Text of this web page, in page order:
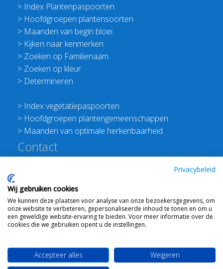
> Index Plantenpaspoorten
> Hoofdgroepen plantensoorten
> Maanden van begin bloei
> Kijken naar kenmerken
> Zoeken op Familienaam
> Zoeken op kleur
> Determineren
> Index vegetatiepaspoorten
> Hoofdgroepen plantengemeenschappen
> Maanden van optimale herkenbaarheid
Contact
E:info@floravannederland.nl
Plein 1992 70F 6221JP Maastricht
T: 06 41237586
KVK: 76114821 btw: NL860512289B01
Privacybeleid
Wij gebruiken cookies
We kunnen deze plaatsen voor analyse van onze bezoekersgegevens, om
onze website te verbeteren, gepersonaliseerde inhoud te tonen en om u
een geweldige website-ervaring te bieden. Voor meer informatie over de
cookies die we gebruiken opent u de instellingen.
Accepteer alles Weigeren